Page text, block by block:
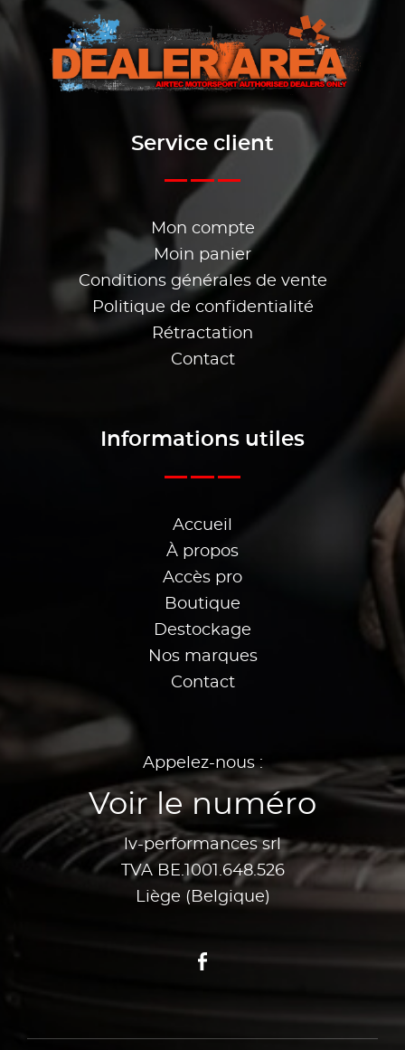
Service client
Mon compte
Moin panier
Conditions générales de vente
Politique de confidentialité
Rétractation
Contact
Informations utiles
Accueil
À propos
Accès pro
Boutique
Destockage
Nos marques
Contact
Appelez-nous :
Voir le numéro
lv-performances srl
TVA BE.1001.648.526
Liège (Belgique)